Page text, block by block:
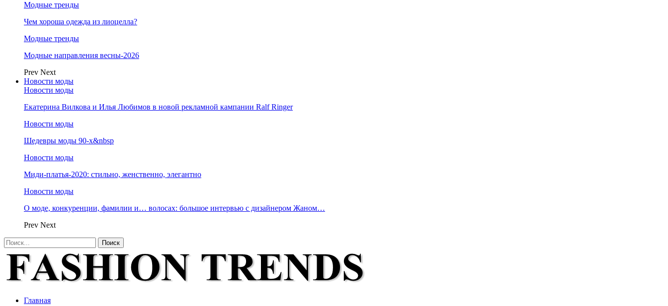
Модные тренды
Чем хороша одежда из лиоцелла?
Модные тренды
Модные направления весны-2026
Prev Next
Новости моды
Новости моды
Екатерина Вилкова и Илья Любимов в новой рекламной кампании Ralf Ringer
Новости моды
Шедевры моды 90-х&nbsp
Новости моды
Миди-платья-2020: стильно, женственно, элегантно
Новости моды
О моде, конкуренции, фамилии и… волосах: большое интервью с дизайнером Жаном…
Prev Next
Главная